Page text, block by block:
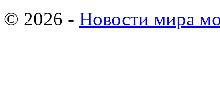
© 2026 - Новости мира